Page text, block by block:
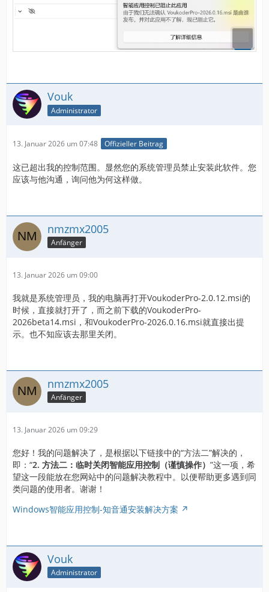
Vouk
Administrator
13. Januar 2026 um 07:48 Offizieller Beitrag
这已超出我的控制范围。显然您的系统管理员禁止安装此软件。您
应该与他沟通，询问他为何这样做。
nmzmx2005
Anfänger
13. Januar 2026 um 09:00
我就是系统管理员，我的电脑再打开VoukoderPro-2.0.12.msi的
时候，直接就打开了，而之前下载的VoukoderPro-
2026beta14.msi，和VoukoderPro-2026.0.16.msi就直接出提
示。也不知应该去那里关闭。
nmzmx2005
Anfänger
13. Januar 2026 um 09:29
您好！我的问题解决了，是根据以下链接中的“方法二”解决的，
即：“2. 方法二：临时关闭智能应用控制（谨慎操作） ”这一项，希
望这一段能放在您网站中的问题解决教程中。以便帮助更多遇到同
类问题的使用者。谢谢！
Windows智能应用控制-知音通安装解决方案
Vouk
Administrator